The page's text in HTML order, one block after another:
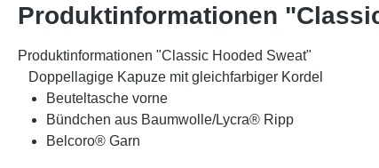
Produktinformationen
Produktinformationen "Classic Hooded Sweat"
Doppellagige Kapuze mit gleichfarbiger Kordel
Beuteltasche vorne
Bündchen aus Baumwolle/Lycra® Ripp
Belcoro® Garn